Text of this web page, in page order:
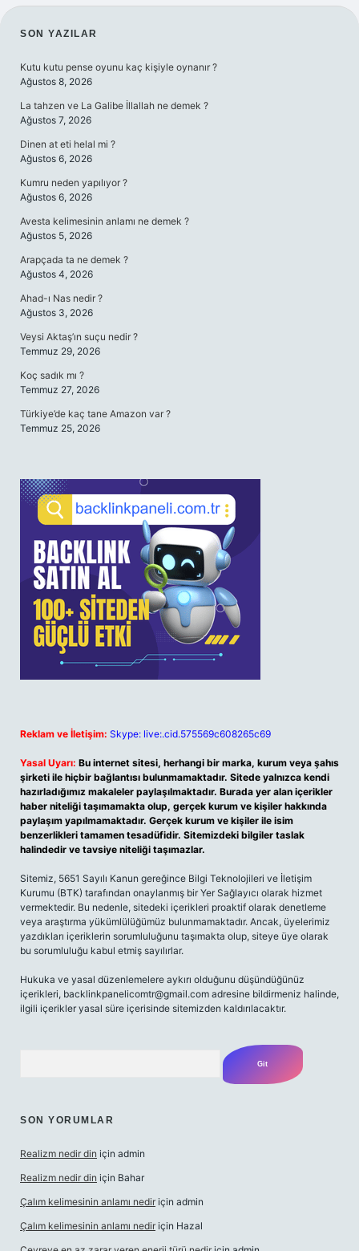
SIDEBAR
SON YAZILAR
Kutu kutu pense oyunu kaç kişiyle oynanır ?
Ağustos 8, 2026
La tahzen ve La Galibe İllallah ne demek ?
Ağustos 7, 2026
Dinen at eti helal mi ?
Ağustos 6, 2026
Kumru neden yapılıyor ?
Ağustos 6, 2026
Avesta kelimesinin anlamı ne demek ?
Ağustos 5, 2026
Arapçada ta ne demek ?
Ağustos 4, 2026
Ahad-ı Nas nedir ?
Ağustos 3, 2026
Veysi Aktaş’ın suçu nedir ?
Temmuz 29, 2026
Koç sadık mı ?
Temmuz 27, 2026
Türkiye’de kaç tane Amazon var ?
Temmuz 25, 2026
Reklam ve İletişim: Skype: live:.cid.575569c608265c69
Yasal Uyarı: Bu internet sitesi, herhangi bir marka, kurum veya şahıs
şirketi ile hiçbir bağlantısı bulunmamaktadır. Sitede yalnızca kendi
hazırladığımız makaleler paylaşılmaktadır. Burada yer alan içerikler
haber niteliği taşımamakta olup, gerçek kurum ve kişiler hakkında
paylaşım yapılmamaktadır. Gerçek kurum ve kişiler ile isim
benzerlikleri tamamen tesadüfidir. Sitemizdeki bilgiler taslak
halindedir ve tavsiye niteliği taşımazlar.
Sitemiz, 5651 Sayılı Kanun gereğince Bilgi Teknolojileri ve İletişim
Kurumu (BTK) tarafından onaylanmış bir Yer Sağlayıcı olarak hizmet
vermektedir. Bu nedenle, sitedeki içerikleri proaktif olarak denetleme
veya araştırma yükümlülüğümüz bulunmamaktadır. Ancak, üyelerimiz
yazdıkları içeriklerin sorumluluğunu taşımakta olup, siteye üye olarak
bu sorumluluğu kabul etmiş sayılırlar.
Hukuka ve yasal düzenlemelere aykırı olduğunu düşündüğünüz
içerikleri, backlinkpanelicomtr@gmail.com adresine bildirmeniz halinde,
ilgili içerikler yasal süre içerisinde sitemizden kaldırılacaktır.
SON YORUMLAR
Realizm nedir din için admin
Realizm nedir din için Bahar
Çalım kelimesinin anlamı nedir için admin
Çalım kelimesinin anlamı nedir için Hazal